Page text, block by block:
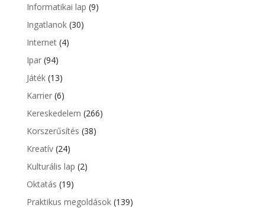
Informatikai lap (9)
Ingatlanok(30)
Internet(4)
Ipar(94)
Játék(13)
Karrier(6)
Kereskedelem (266)
Korszerűsítés (38)
Kreatív(24)
Kulturális lap (2)
Oktatás (19)
Praktikus megoldások(139)